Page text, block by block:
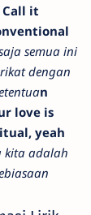
Call it
semua ini
dengan
n
love is
yeah
kita adalah